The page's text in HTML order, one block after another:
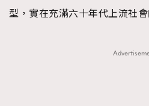
型，實在充滿六十年代上流社會